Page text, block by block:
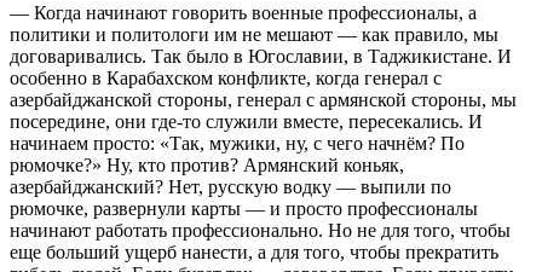
— Когда начинают говорить военные профессионалы, а
политики и политологи им не мешают — как правило, мы
договаривались. Так было в Югославии, в Таджикистане. И
особенно в Карабахском конфликте, когда генерал с
азербайджанской стороны, генерал с армянской стороны, мы
посередине, они где-то служили вместе, пересекались. И
начинаем просто: «Так, мужики, ну, с чего начнём? По
рюмочке?» Ну, кто против? Армянский коньяк,
азербайджанский? Нет, русскую водку — выпили по
рюмочке, развернули карты — и просто профессионалы
начинают работать профессионально. Но не для того, чтобы
еще больший ущерб нанести, а для того, чтобы прекратить